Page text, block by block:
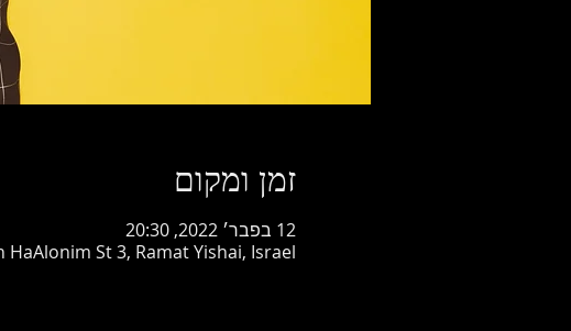
זמן ומקום
12 בפבר׳ 2022, 20:30
HaAlonim St 3, Ramat Yishai, Israel